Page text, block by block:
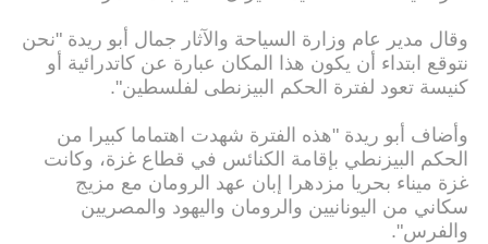
وقال مدير عام وزارة السياحة والآثار جمال أبو ريدة "نحن
نتوقع ابتداء أن يكون هذا المكان عبارة عن كاتدرائية أو
كنيسة تعود لفترة الحكم البيزنطى لفلسطين".
وأضاف أبو ريدة "هذه الفترة شهدت اهتماما كبيرا من
الحكم البيزنطي بإقامة الكنائس في قطاع غزة، وكانت
غزة ميناء بحريا مزدهرا إبان عهد الرومان مع مزيج
سكاني من اليونانيين والرومان واليهود والمصريين
والفرس".